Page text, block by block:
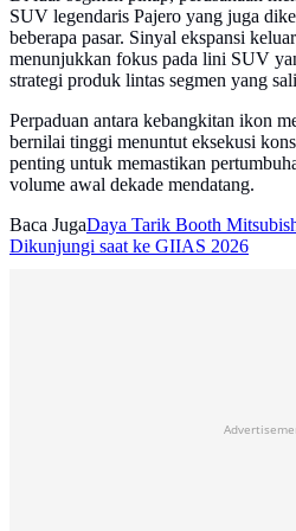
SUV legendaris Pajero yang juga
beberapa pasar. Sinyal ekspansi
menunjukkan fokus pada lini SUV
strategi produk lintas segmen yang
Perpaduan antara kebangkitan ikon
bernilai tinggi menuntut eksekusi
penting untuk memastikan
volume awal dekade mendatang.
Baca JugaDaya Tarik Booth
Dikunjungi saat ke GIIAS 2026